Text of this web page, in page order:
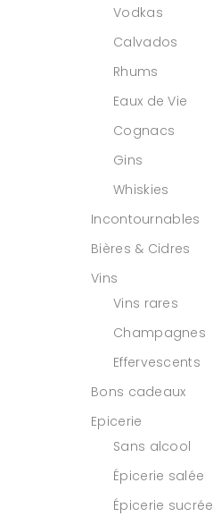
Vodkas
Calvados
Rhums
Eaux de Vie
Cognacs
Gins
Whiskies
Incontournables
Bières & Cidres
Vins
Vins rares
Champagnes
Effervescents
Bons cadeaux
Epicerie
Sans alcool
Épicerie salée
Épicerie sucrée